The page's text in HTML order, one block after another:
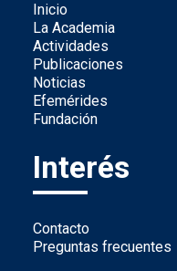
Inicio
La Academia
Actividades
Publicaciones
Noticias
Efemérides
Fundación
Interés
Contacto
Preguntas frecuentes